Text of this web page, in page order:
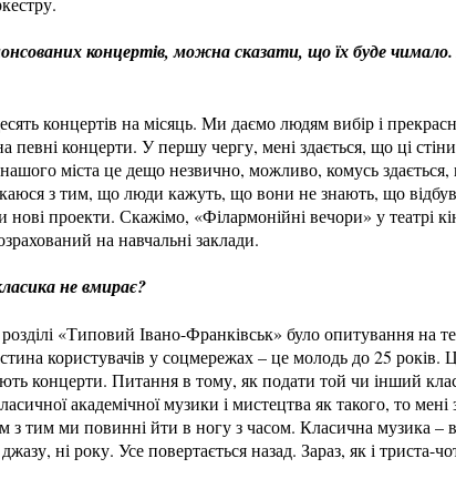
концертів, можна сказати, що їх буде чимало.
концертів на місяць. Ми даємо людям вибір і
певні концерти. У першу чергу, мені здається, що ці
міста це дещо незвично, можливо, комусь здається,
з тим, що люди кажуть, що вони не знають, що
нові проекти. Скажімо, «Філармонійні вечори» у театрі
на навчальні заклади.
не вмирає?
«Типовий Івано-Франківськ» було опитування на
користувачів у соцмережах – це молодь до 25 років.
концерти. Питання в тому, як подати той чи інший
академічної музики і мистецтва як такого, то мені
з тим ми повинні йти в ногу з часом. Класична музика –
ні року. Усе повертається назад. Зараз, як і триста-